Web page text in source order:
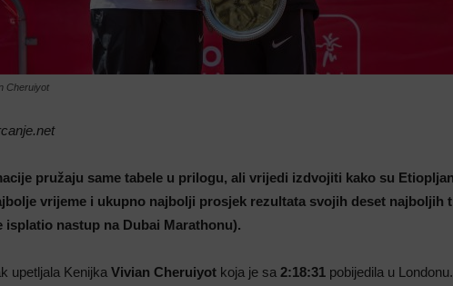
Cheruiyot
pružaju same tabele u prilogu, ali vrijedi izdvojiti kako su
vrijeme i ukupno najbolji prosjek rezultata svojih deset najboljih
isplatio nastup na Dubai Marathonu).
upetljala Kenijka Vivian Cheruiyot koja je sa 2:18:31 pobijedila u